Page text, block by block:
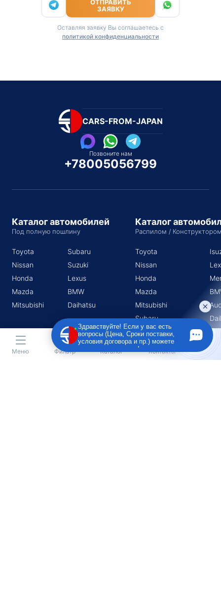
ОТПРАВИТЬ
ЗАЯВКУ
Оставляя заявку Вы соглашаетесь с
политикой конфиденциальности
CARS-FROM-JAPAN
Позвоните нам
+78005056799
Каталог автомобилей
Под полную пошлину
Toyota
Nissan
Honda
Mazda
Mitsubishi
Subaru
Suzuki
Lexus
BMW
Daihatsu
Каталог
Распилом /
Toyota
Nissan
Honda
Mazda
Mitsubishi
Subaru
Suzuki
Меню Фильтр Каталог Контакты
Здравствуйте! Если у вас есть
вопросы (Цена, Сроки поставки,
условия договора и пр.) можете
задать их мне в чат!